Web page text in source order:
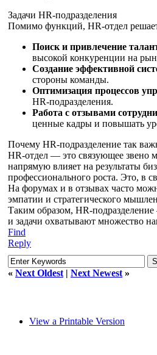
Задачи HR-подразделения
Помимо функций, HR-отдел
Поиск и привлечение
высокой конкуренции на
Создание эффективной
стороны команды.
Оптимизация процессов
HR-подразделения.
Работа с отзывами
ценные кадры и повышать
Почему HR-подразделение так
HR-отдел — это связующее звено
напрямую влияет на результаты
профессионального роста. Это, в
На форумах и в отзывах часто
эмпатии и стратегического
Таким образом, HR-
и задачи охватывают множество
Find
Reply
« Next Oldest | Next Newest »
View a Printable Version